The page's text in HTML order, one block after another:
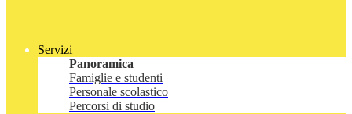
Servizi
Panoramica
Famiglie e studenti
Personale scolastico
Percorsi di studio